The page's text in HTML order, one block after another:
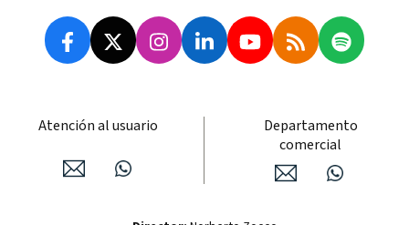
Atención al usuario
Departamento
comercial